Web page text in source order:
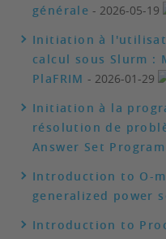
générale - 2026-05-19
Initiation à
calcul sous Slurm :
PlaFRIM - 2026-01-29
Initiation à la
résolution de
Answer Set
Introduction to O-
generalized power
Introduction to